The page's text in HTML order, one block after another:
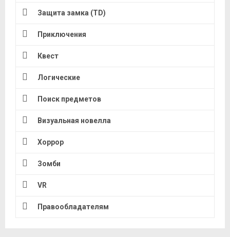
Защита замка (TD)
Приключения
Квест
Логические
Поиск предметов
Визуальная новелла
Хоррор
Зомби
VR
Правообладателям